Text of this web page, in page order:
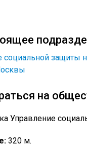
социальной защиты
на
Управление
320 м.